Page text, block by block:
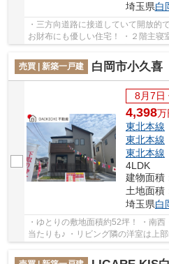
埼玉県白
・三方向道路に接道していて開放的
お財布にも優しい住宅！ ・２階主寝
売買 | 新築一戸建
白岡市小久喜
8月7日
4,398万
東北本線
東北本線
東北本線
4LDK
建物面積
土地面積
埼玉県白
・ゆとりの敷地面積約52坪！ ・南
当たりも♪ ・リビング隣の洋室は上
みます！ 経験豊富なキャリアのあ